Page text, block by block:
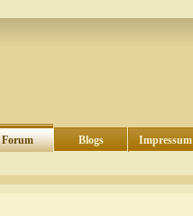
Forum Blogs Impressum